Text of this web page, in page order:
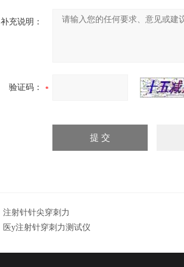
补充说明：
验证码：
注射针针尖穿刺力
医y注射针穿刺力测试仪